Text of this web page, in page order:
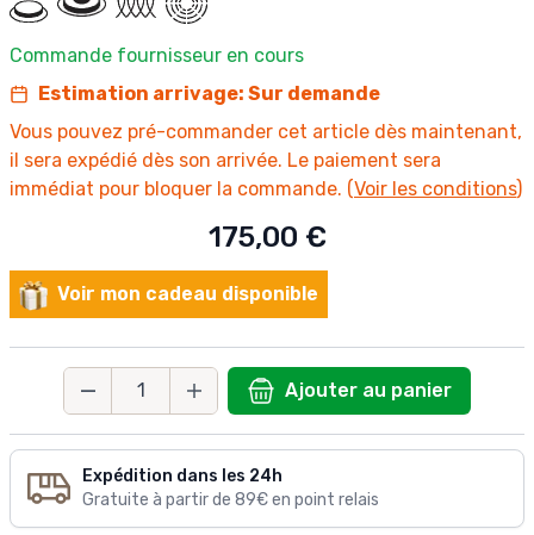
Commande fournisseur en cours
Estimation arrivage: Sur demande
Vous pouvez pré-commander cet article dès maintenant,
il sera expédié dès son arrivée. Le paiement sera
immédiat pour bloquer la commande. (Voir les conditions)
175,00 €
Voir mon cadeau disponible
Quantité
Ajouter au panier
Expédition dans les 24h
Gratuite à partir de 89€ en point relais